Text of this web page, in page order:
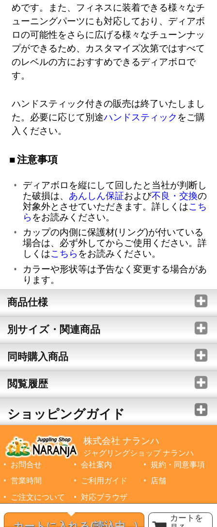
カートを
めです。また、フィネスに装着できる様々なチ
ューニングパーツにも対応しており、ディアボ
ロの可能性をさらに広げる様々なチューンナッ
プができるため、カスタマイズ次第ではすべて
のレベルの方におすすめできるディアボロで
す。
ハンドスティック付きの販売は終了いたしまし
た。必要に応じて別途ハンドスティック をご購
入ください。
注意事項
ディアボロを縦にして回したと当社が判断し
た破損は、 あんしん保証および不良・交換の
対象外とさせていただきます。詳しくはこち
ら をお読みください。
カップの内側に保護材(リング)が付いている
場合は、必ず外してからご使用ください。詳
しくはこちら をお読みください。
カラーや形状等は予告なく変更する場合があ
ります。
商品仕様
別サイズ・関連商品
同時購入商品
閲覧履歴
ショッピングガイド
株式会社 ナランハ
ジャグリングショップ ナランハ
お問合せ
会社案内
規約・同意事項
営業時間
ご利用ガイド
店舗
ご注文について
対応ブラウザ
©1999-2026 NARANJA Inc. All Rights Reserved.